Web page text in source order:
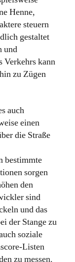
Henne,
steuern
gestaltet
und
Verkehrs kann
zu Zügen
auch
einen
die Straße
bestimmte
sorgen
den
sind
und das
der Stange zu
soziale
Listen
zu messen.